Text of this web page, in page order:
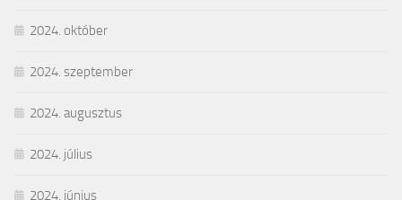
2024. október
2024. szeptember
2024. augusztus
2024. július
2024. június